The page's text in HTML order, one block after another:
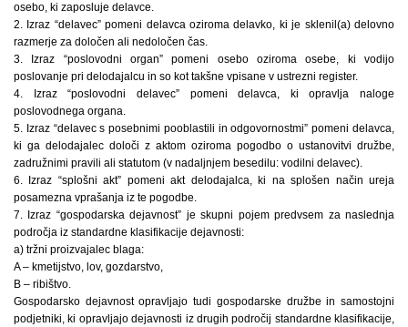
osebo, ki zaposluje delavce.
2. Izraz “delavec” pomeni delavca oziroma delavko, ki je sklenil(a) delovno
razmerje za določen ali nedoločen čas.
3. Izraz “poslovodni organ” pomeni osebo oziroma osebe, ki vodijo
poslovanje pri delodajalcu in so kot takšne vpisane v ustrezni register.
4. Izraz “poslovodni delavec” pomeni delavca, ki opravlja naloge
poslovodnega organa.
5. Izraz “delavec s posebnimi pooblastili in odgovornostmi” pomeni delavca,
ki ga delodajalec določi z aktom oziroma pogodbo o ustanovitvi družbe,
zadružnimi pravili ali statutom (v nadaljnjem besedilu: vodilni delavec).
6. Izraz “splošni akt” pomeni akt delodajalca, ki na splošen način ureja
posamezna vprašanja iz te pogodbe.
7. Izraz “gospodarska dejavnost” je skupni pojem predvsem za naslednja
področja iz standardne klasifikacije dejavnosti:
a) tržni proizvajalec blaga:
A – kmetijstvo, lov, gozdarstvo,
B – ribištvo.
Gospodarsko dejavnost opravljajo tudi gospodarske družbe in samostojni
podjetniki, ki opravljajo dejavnosti iz drugih področij standardne klasifikacije,